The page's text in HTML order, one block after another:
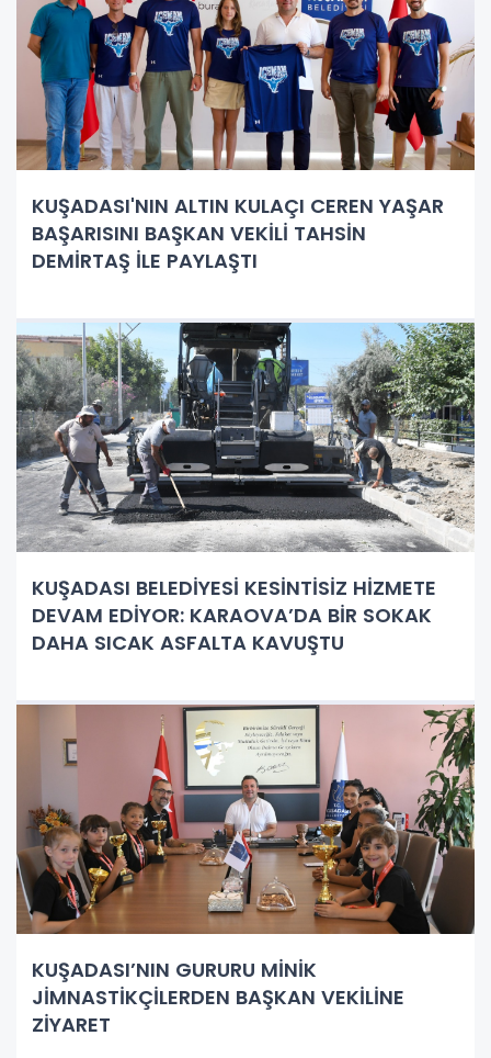
KUŞADASI'NIN ALTIN KULAÇI CEREN YAŞAR
BAŞARISINI BAŞKAN VEKİLİ TAHSİN
DEMİRTAŞ İLE PAYLAŞTI
KUŞADASI BELEDİYESİ KESİNTİSİZ HİZMETE
DEVAM EDİYOR: KARAOVA’DA BİR SOKAK
DAHA SICAK ASFALTA KAVUŞTU
KUŞADASI’NIN GURURU MİNİK
JİMNASTİKÇİLERDEN BAŞKAN VEKİLİNE
ZİYARET